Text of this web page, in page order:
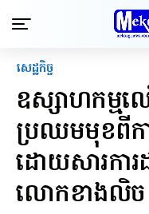
សេដ្ឋកិច្ច
ឧស្សាហកម្ម​
ប្រឈមមុខពីក
ដោយសារការ​
លោកខាងលិច